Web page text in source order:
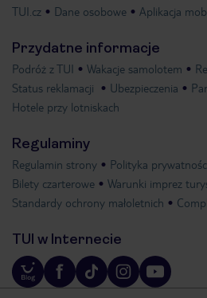
TUI.cz
Dane osobowe Aplikacja
Przydatne informacje
Podróż z TUI Wakacje samolotem
Status reklamacji
Ubezpieczenia
Hotele przy lotniskach
Regulaminy
Regulamin strony Polityka
Bilety czarterowe
Warunki imprez
Standardy ochrony małoletnich
TUI w Internecie